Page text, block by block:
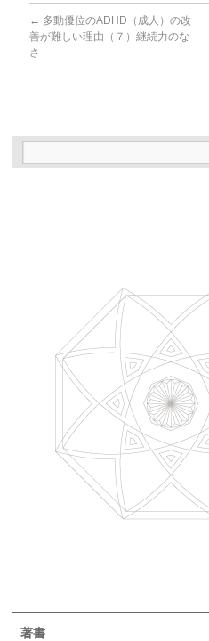
← 多動優位のADHD（成人）の改
善が難しい理由（７）継続力のな
さ
著書